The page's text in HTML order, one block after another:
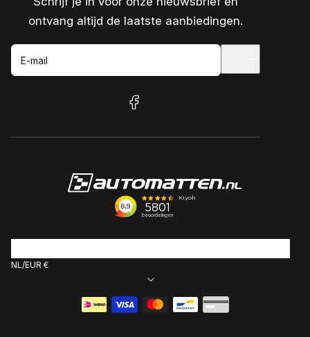
ontvang altijd de laatste aanbiedingen.
E-mail
facebook
NL EUR €
Betaalmethoden